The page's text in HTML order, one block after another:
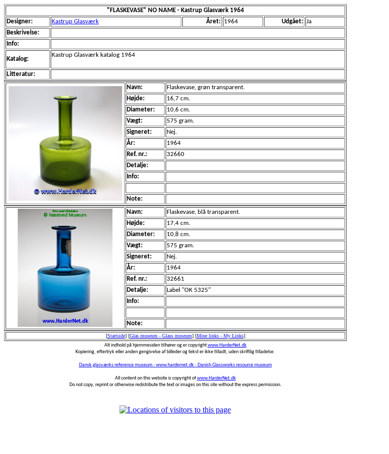
"FLASKEVASE" NO NAME - Kastrup Glasværk 1964
Designer:
Kastrup Glasværk Året: 1964 Udgået: Ja
Beskrivelse:
Info:
Katalog:
Kastrup Glasværk katalog 1964
Litteratur:
Navn:
Flaskevase, grøn transparent.
Højde:
16,7 cm.
Diameter:
10,6 cm.
Vægt:
575 gram.
Signeret:
Nej.
År:
1964
Ref. nr.:
32660
Detalje:
Info:
Note:
Navn:
Flaskevase, blå transparent.
Højde:
17,4 cm.
Diameter:
10,8 cm.
Vægt:
575 gram.
Signeret:
Nej.
År:
1964
Ref. nr.:
32661
Detalje:
Label "OK 5325"
Info:
Note:
[Startside] [Glas museum - Glass museum] [Mine links - My Links]
Alt indhold på hjemmesiden tilhører og er copyrightwww.HarderNet.dk
Kopiering, eftertryk eller anden gengivelse af billeder og tekst er ikke tilladt, uden skriftlig tilladelse.
Dansk glasværks reference museum - www.hardernet.dk - Danish Glassworks resource museum
All content on this website is copyright ofwww.HarderNet.dk
Do not copy, reprint or otherwise redistribute the text or images on this site without the express permission.